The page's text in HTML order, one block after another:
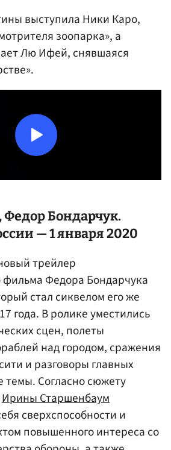
выступила Ники Каро,
зоопарка», а
Лю Ифей, снявшаяся
Федор Бондарчук.
— 1 января 2020
трейлер
фильма Федора Бондарчука
стал сиквелом его же
года. В ролике уместились
сцен, полеты
над городом, сражения
и разговоры главных
темы. Согласно сюжету
Ирины Старшенбаум
сверхспособности и
повышенного интереса со